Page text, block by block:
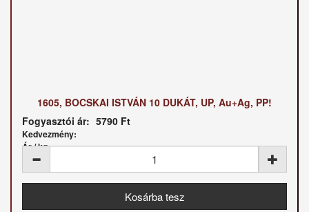
1605, BOCSKAI ISTVÁN 10 DUKÁT, UP, Au+Ag, PP!
Fogyasztói ár: 5790 Ft
Kedvezmény:
Ár / kg: